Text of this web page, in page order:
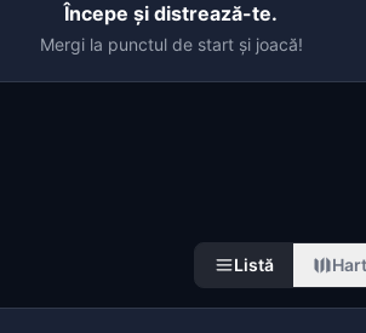
Începe și distrează-te.
Mergi la punctul de start și joacă!
Listă